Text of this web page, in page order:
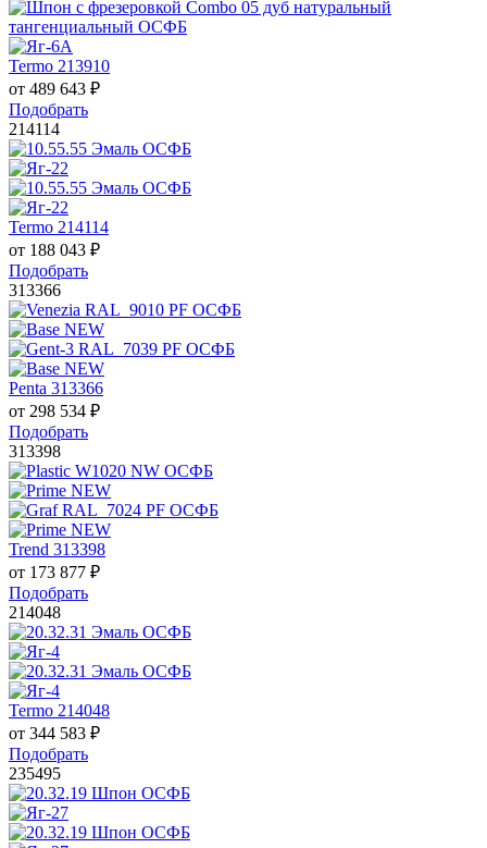
Termo 213910
от 489 643 ₽
Подобрать
214114
Termo 214114
от 188 043 ₽
Подобрать
313366
Penta 313366
от 298 534 ₽
Подобрать
313398
Trend 313398
от 173 877 ₽
Подобрать
214048
Termo 214048
от 344 583 ₽
Подобрать
235495